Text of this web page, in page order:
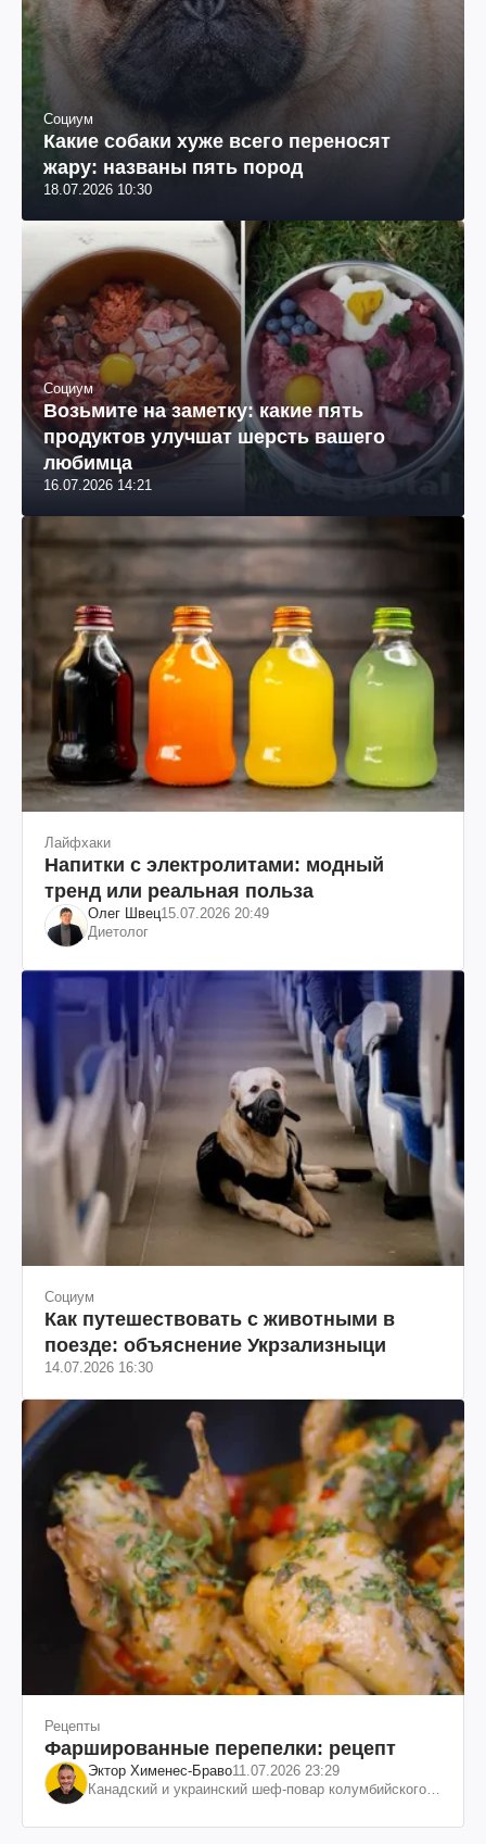
Социум
Какие собаки хуже всего переносят
жару: названы пять пород
18.07.2026 10:30
Социум
Возьмите на заметку: какие пять
продуктов улучшат шерсть вашего
любимца
16.07.2026 14:21
Лайфхаки
Напитки с электролитами: модный
тренд или реальная польза
Олег Швец15.07.2026 20:49
Диетолог
Социум
Как путешествовать с животными в
поезде: объяснение Укрзализныци
14.07.2026 16:30
Рецепты
Фаршированные перепелки: рецепт
Эктор Хименес-Браво11.07.2026 23:29
Канадский и украинский шеф-повар колумбийского